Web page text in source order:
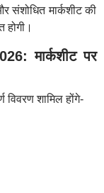
संशोधित मार्कशीट की
होगी।
मार्कशीट पर
विवरण शामिल होंगे-